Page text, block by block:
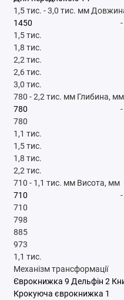
1,5 тис. -3,0 тис. мм
-
1,5 тис.
1,8 тис.
2,2 тис.
2,6 тис.
3,0 тис.
780 -2,2 тис. мм Глибина, мм
-
780
1,1 тис.
1,5 тис.
1,8 тис.
2,2 тис.
710 - 1,1 тис. мм Висота, мм
-
710
798
885
973
1,1 тис.
Механізм трансформації
Єврокнижка 9 Дельфін 2
Крокуюча єврокнижка 1